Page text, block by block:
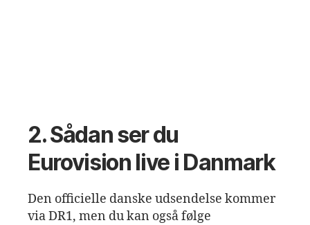
2. Sådan ser du
Eurovision live i Danmark
Den officielle danske udsendelse kommer
via DR1, men du kan også følge